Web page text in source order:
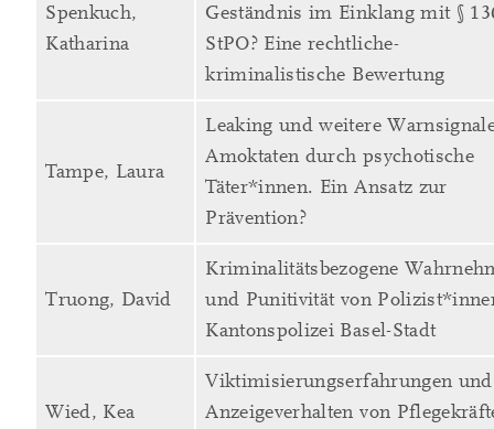
Spenkuch,
Katharina
Geständnis im Einklang mit §
StPO? Eine rechtliche-
kriminalistische Bewertung
Tampe, Laura
Leaking und weitere
Amoktaten durch psychotische
Täter*innen. Ein Ansatz zur
Prävention?
Truong, David
Kriminalitätsbezogene
und Punitivität von
Kantonspolizei Basel-Stadt
Wied, Kea
Viktimisierungserfahrungen und
Anzeigeverhalten von